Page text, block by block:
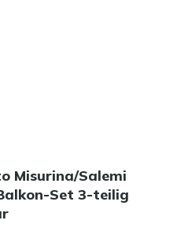
Misurina/Salemi
Set 3-teilig